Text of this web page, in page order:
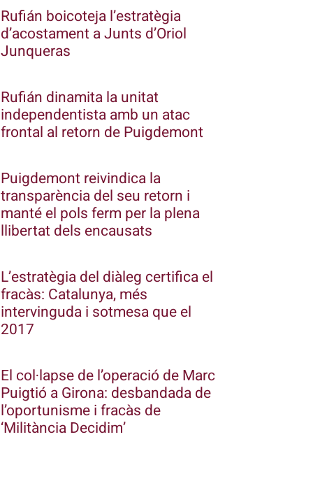
Rufián boicoteja l’estratègia
d’acostament a Junts d’Oriol
Junqueras
Rufián dinamita la unitat
independentista amb un atac
frontal al retorn de Puigdemont
Puigdemont reivindica la
transparència del seu retorn i
manté el pols ferm per la plena
llibertat dels encausats
L’estratègia del diàleg certifica el
fracàs: Catalunya, més
intervinguda i sotmesa que el
2017
El col·lapse de l’operació de Marc
Puigtió a Girona: desbandada de
l’oportunisme i fracàs de
‘Militància Decidim’